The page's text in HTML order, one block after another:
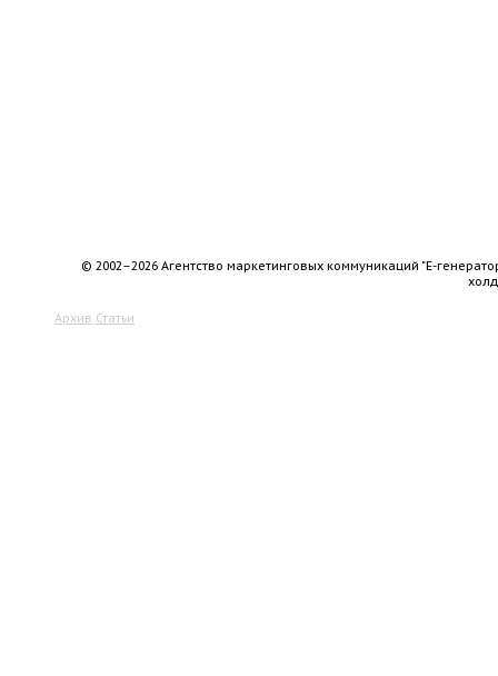
© 2002–2026 Агентство маркетинговых коммуникаций "Е-
Архив Статьи